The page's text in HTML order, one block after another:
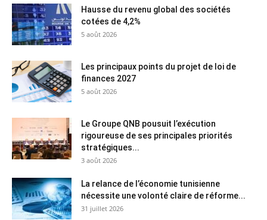
Hausse du revenu global des sociétés
cotées de 4,2%
5 août 2026
Les principaux points du projet de loi de
finances 2027
5 août 2026
Le Groupe QNB pousuit l’exécution
rigoureuse de ses principales priorités
stratégiques...
3 août 2026
La relance de l’économie tunisienne
nécessite une volonté claire de réforme...
31 juillet 2026